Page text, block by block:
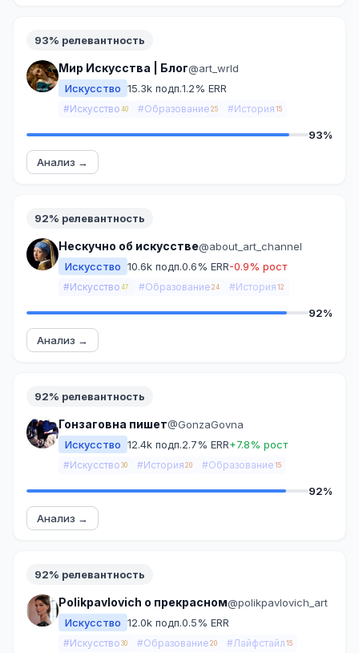
93% релевантность
Мир Искусства | Блог@art_wrld
Искусство 15.3k подп.1.2% ERR
#Искусство 40 #Образование 25 #История 15
93%
Анализ →
92% релевантность
Нескучно об искусстве@about_art_channel
Искусство 10.6k подп.0.6% ERR-0.9% рост
#Искусство 47 #Образование 24 #История 12
92%
Анализ →
92% релевантность
Гонзаговна пишет@GonzaGovna
Искусство 12.4k подп.2.7% ERR+7.8% рост
#Искусство 30 #История 20 #Образование 15
92%
Анализ →
92% релевантность
Polikpavlovich о прекрасном@polikpavlovich_art
Искусство 12.0k подп.0.5% ERR
#Искусство 30 #Образование 20 #Лайфстайл 15